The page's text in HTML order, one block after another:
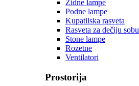
Zidne lampe
Podne lampe
Kupatilska rasveta
Rasveta za dečiju sobu
Stone lampe
Rozetne
Ventilatori
Prostorija